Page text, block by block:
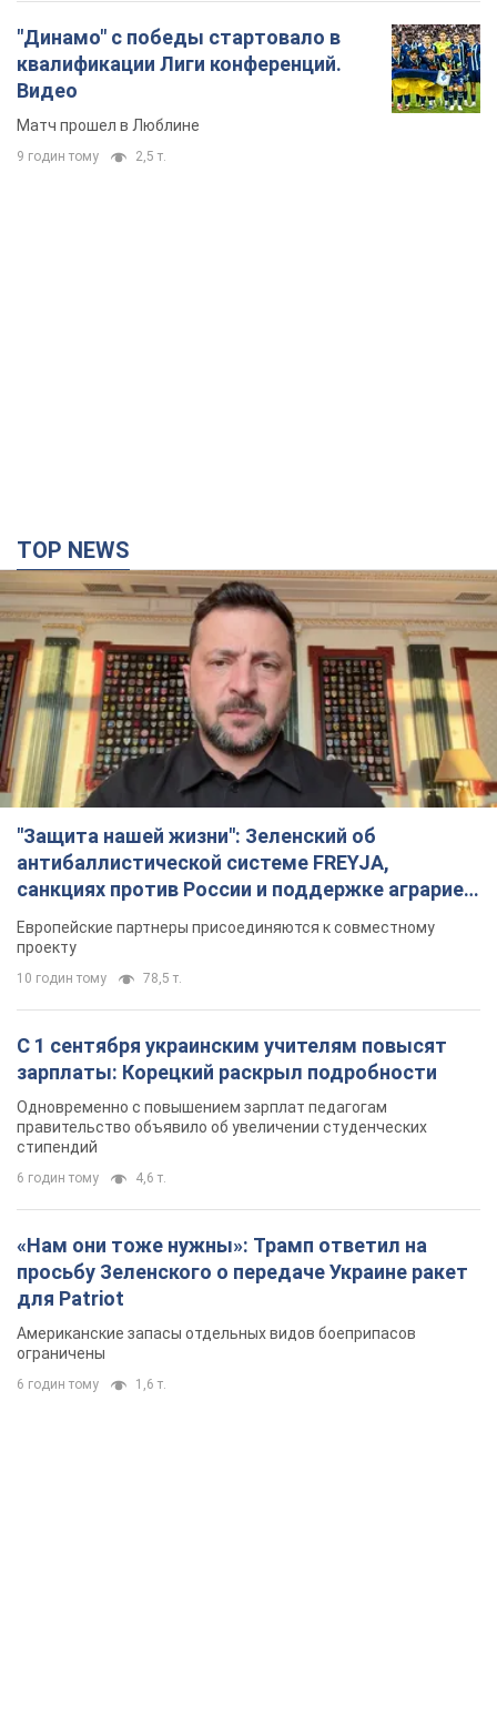
"Динамо" с победы стартовало в
квалификации Лиги конференций.
Видео
Матч прошел в Люблине
9 годин тому 2,5 т.
TOP NEWS
"Защита нашей жизни": Зеленский об
антибаллистической системе FREYJA,
санкциях против России и поддержке аграриев.
Видео
Европейские партнеры присоединяются к совместному
проекту
10 годин тому 78,5 т.
С 1 сентября украинским учителям повысят
зарплаты: Корецкий раскрыл подробности
Одновременно с повышением зарплат педагогам
правительство объявило об увеличении студенческих
стипендий
6 годин тому 4,6 т.
«Нам они тоже нужны»: Трамп ответил на
просьбу Зеленского о передаче Украине ракет
для Patriot
Американские запасы отдельных видов боеприпасов
ограничены
6 годин тому 1,6 т.